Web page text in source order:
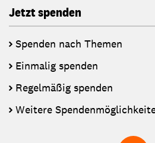
Jetzt spenden
Spenden nach Themen
Einmalig spenden
Regelmäßig spenden
Weitere